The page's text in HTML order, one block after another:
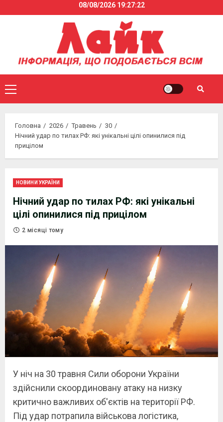
to
08/08/2026 19:27:23
Primary
Menu
Головна 2026 Травень
30
Нічний удар по тилах РФ: які унікальні цілі опинилися під
прицілом
НОВИНИ УКРАЇНИ
Нічний удар по тилах РФ: які унікальні
цілі опинилися під прицілом
2 місяці тому
У ніч на 30 травня Сили оборони України
здійснили скоординовану атаку на низку
критично важливих об'єктів на території РФ.
Під удар потрапила військова логістика,